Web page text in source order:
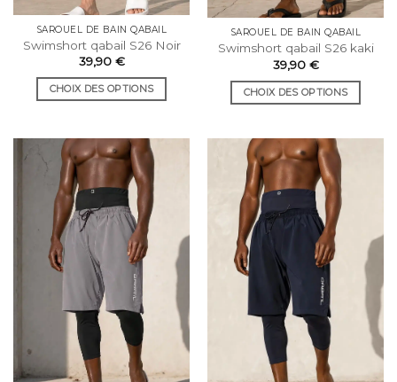
SAROUEL DE BAIN QABAIL
Swimshort qabail S26 Noir
39,90 €
CHOIX DES OPTIONS
a
plusieurs
variations.
Les
options
peuvent
choisies
sur
la
page
du
produit
SAROUEL DE BAIN QABAIL
Swimshort qabail S26 kaki
39,90 €
CHOIX DES OPTIONS
a
plusieurs
variations.
Les
options
peuvent
être
choisies
la
page
produit